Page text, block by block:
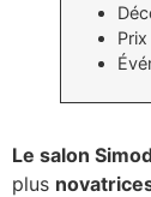
Le salon
plus